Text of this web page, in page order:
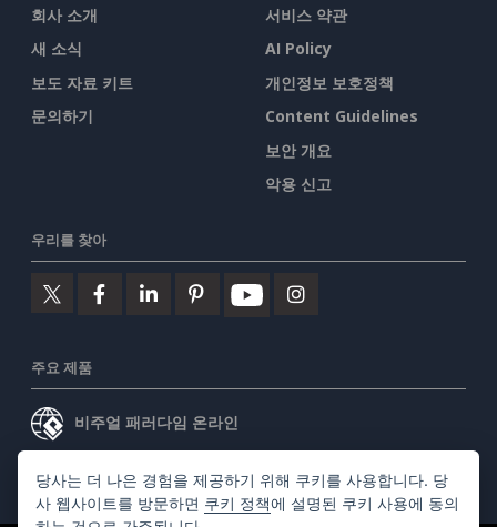
회사 소개
새 소식
보도 자료 키트
문의하기
서비스 약관
AI Policy
개인정보 보호정책
Content Guidelines
보안 개요
악용 신고
우리를 찾아
주요 제품
비주얼 패러다임 온라인
비주얼 패러다임 데스크톱
당사는 더 나은 경험을 제공하기 위해 쿠키를 사용합니다. 당
사 웹사이트를 방문하면 쿠키 정책에 설명된 쿠키 사용에 동의